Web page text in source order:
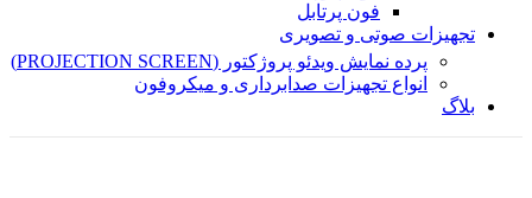
فون پرتابل
تجهیزات صوتی و تصویری
پرده نمایش ویدئو پروژکتور (PROJECTION SCREEN)
انواع تجهیزات صدابرداری و میکروفون
بلاگ